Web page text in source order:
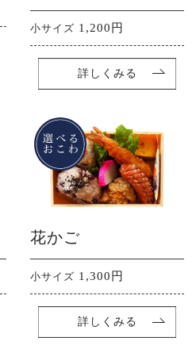
小サイズ 1,200円
詳しくみる
花かご
小サイズ 1,300円
詳しくみる